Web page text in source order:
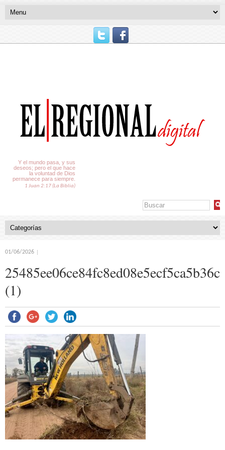
Y el mundo pasa, y sus
deseos; pero el que hace
la voluntad de Dios
permanece para siempre.
1 Juan 2:17 (La Biblia)
01/06/2026
(1)